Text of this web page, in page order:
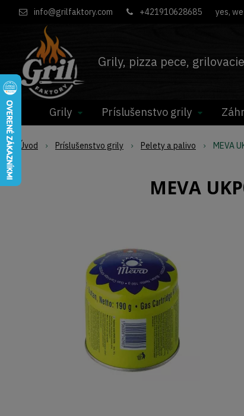
Grily, pizza pece,
info@grilfaktory.com +421910628685 yes,
Grily Príslušenstvo grily
Úvod Príslušenstvo grily Pelety a palivo MEVA
MEVA